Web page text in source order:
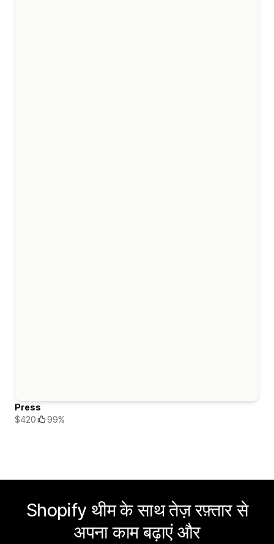
Press
$420
99%
Shopify थीम के साथ तेज़ रफ़्तार से
अपना काम बढ़ाएं और